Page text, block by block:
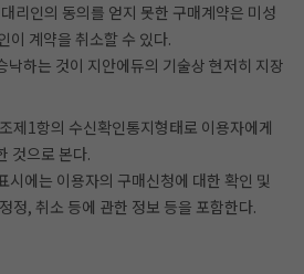
리인의 동의를 얻지 못한 구매계약은 미성
이 계약을 취소할 수 있다.
낙하는 것이 지안에듀의 기술상 현저히 지장
제1항의 수신확인통지형태로 이용자에게
것으로 본다.
에는 이용자의 구매신청에 대한 확인 및
정, 취소 등에 관한 정보 등을 포함한다.